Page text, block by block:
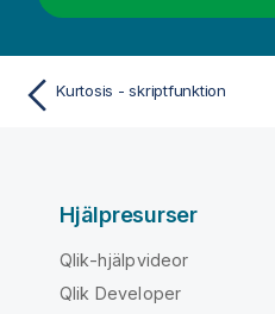
Kurtosis - skriptfunktion
Hjälpresurser
Qlik-hjälpvideor
Qlik Developer